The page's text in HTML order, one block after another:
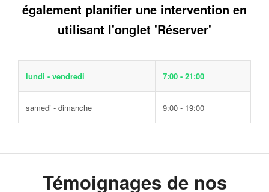
également planifier une intervention en
utilisant l'onglet 'Réserver'
lundi - vendredi 7:00 - 21:00
samedi - dimanche 9:00 - 19:00
Témoignages de nos